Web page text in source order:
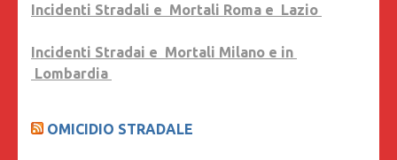
Incidenti Stradali e Mortali Roma e Lazio
Incidenti Stradai e Mortali Milano e in
Lombardia
OMICIDIO STRADALE